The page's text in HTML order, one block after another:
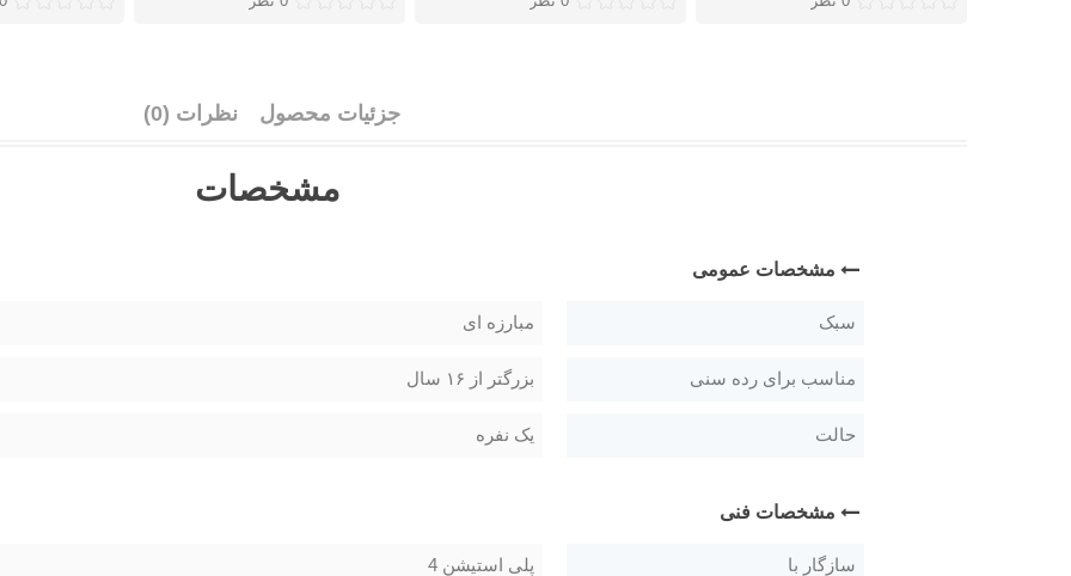
جزئیات محصول نظرات (0)
مشخصات
مشخصات عمومی
سبک مبارزه ای
مناسب برای رده سنی بزرگتر از ۱۶ سال
حالت یک نفره
مشخصات فنی
سازگار با پلی استیشن 4